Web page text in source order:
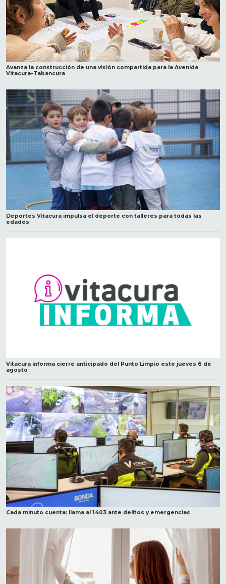
Avanza la construcción de una visión compartida para la Avenida
Vitacura–Tabancura
Deportes Vitacura impulsa el deporte con talleres para todas las
edades
Vitacura informa cierre anticipado del Punto Limpio este jueves 6 de
agosto
Cada minuto cuenta: llama al 1403 ante delitos y emergencias